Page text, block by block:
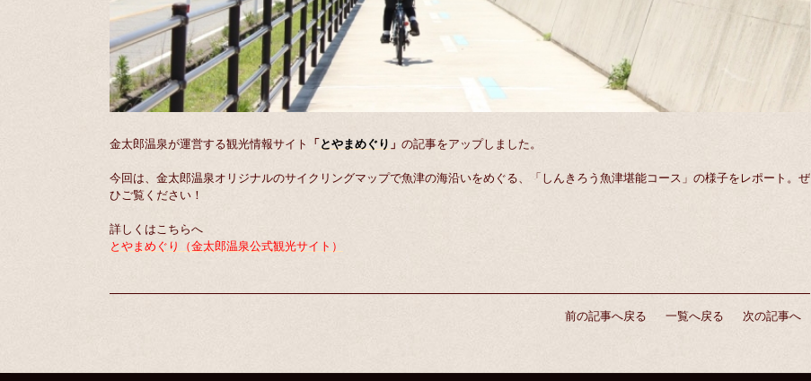
金太郎温泉が運営する観光情報サイト 「 とやまめぐり 」 の記事をアップしました。
今回は、金太郎温泉オリジナルのサイクリングマップで魚津の海沿いをめぐる、「しんきろう魚津堪能コース」の様子をレポート。ぜ
ひご覧ください！
詳しくはこちらへ
とやまめぐり（金太郎温泉公式観光サイト）
前の記事へ戻る 一覧へ戻る 次の記事へ